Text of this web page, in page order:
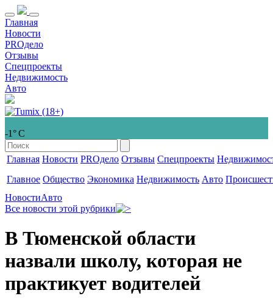
Главная
Новости
PROдело
Отзывы
Спецпроекты
Недвижимость
Авто
-1° С
Главная Новости PROдело Отзывы Спецпроекты
Главное Общество Экономика Недвижимость Авто
НовостиАвто
Все новости этой рубрики
В Тюменской области
назвали школу, которая не
практикует водителей